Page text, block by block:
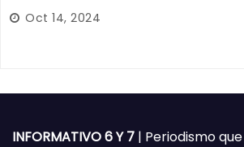
Oct 14, 2024
INFORMATIVO 6 Y 7 | Periodismo